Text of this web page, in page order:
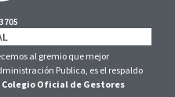
al gremio que mejor
Publica, es el respaldo
Oficial de Gestores